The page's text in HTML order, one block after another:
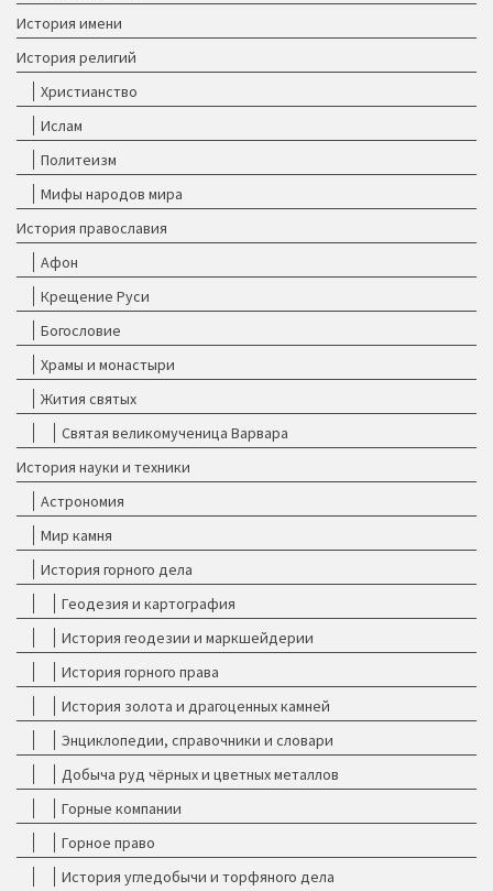
История имени
История религий
Христианство
Ислам
Политеизм
Мифы народов мира
История православия
Афон
Крещение Руси
Богословие
Храмы и монастыри
Жития святых
Святая великомученица Варвара
История науки и техники
Астрономия
Мир камня
История горного дела
Геодезия и картография
История геодезии и маркшейдерии
История горного права
История золота и драгоценных камней
Энциклопедии, справочники и словари
Добыча руд чёрных и цветных металлов
Горные компании
Горное право
История угледобычи и торфяного дела